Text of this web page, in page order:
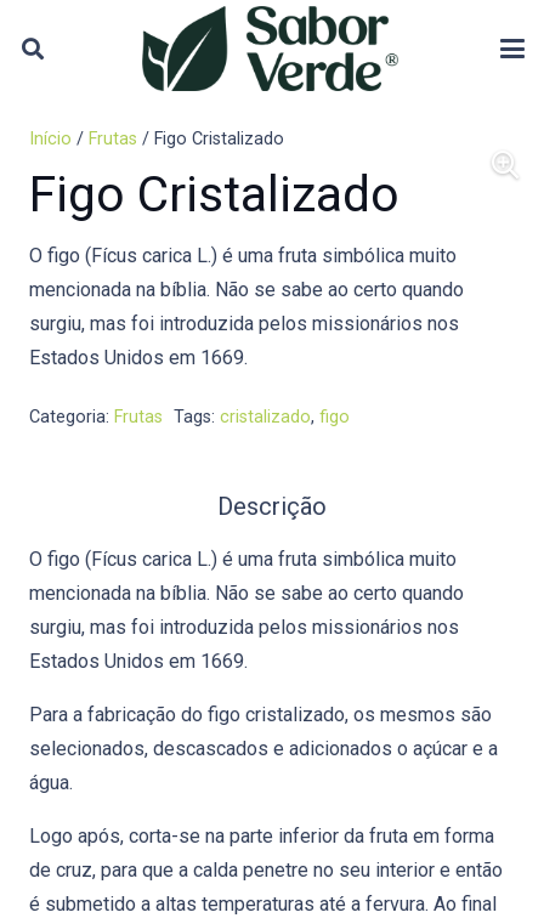
Início / Frutas / Figo Cristalizado
Figo Cristalizado
O figo (Fícus carica L.) é uma fruta simbólica muito
mencionada na bíblia. Não se sabe ao certo quando
surgiu, mas foi introduzida pelos missionários nos
Estados Unidos em 1669.
Categoria: Frutas Tags: cristalizado, figo
Descrição
O figo (Fícus carica L.) é uma fruta simbólica muito
mencionada na bíblia. Não se sabe ao certo quando
surgiu, mas foi introduzida pelos missionários nos
Estados Unidos em 1669.
Para a fabricação do figo cristalizado, os mesmos são
selecionados, descascados e adicionados o açúcar e a
água.
Logo após, corta-se na parte inferior da fruta em forma
de cruz, para que a calda penetre no seu interior e então
é submetido a altas temperaturas até a fervura. Ao final